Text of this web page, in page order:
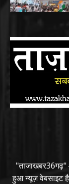
हुआ न्यूज़ वेबसाइट